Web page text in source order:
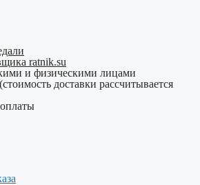
ratnik.su
и физическими лицами
доставки рассчитывается